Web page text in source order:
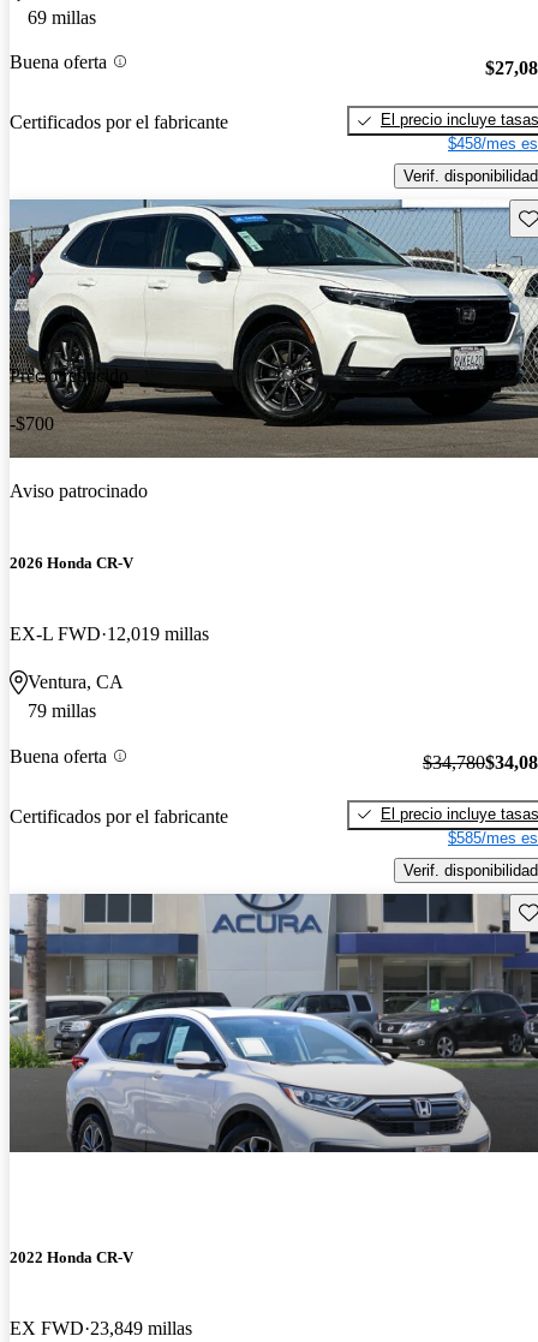
69 millas
Buena oferta
Certificados por el fabricante
El precio incluye tasas
$458/mes
Verif. disponibilidad
Precio reducido
-$700
Aviso patrocinado
2026 Honda CR-V
EX-L FWD 12,019 millas
Ventura, CA
79 millas
Buena oferta
Certificados por el fabricante
$34,780
El precio incluye tasas
$585/mes
Verif. disponibilidad
2022 Honda CR-V
EX FWD 23,849 millas